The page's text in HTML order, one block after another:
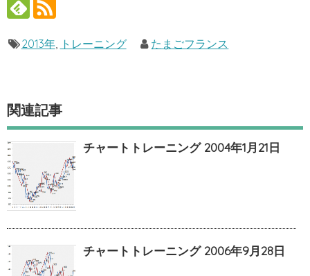
2013年, トレーニング たまごフランス
関連記事
チャートトレーニング 2004年1月21日
チャートトレーニング 2006年9月28日